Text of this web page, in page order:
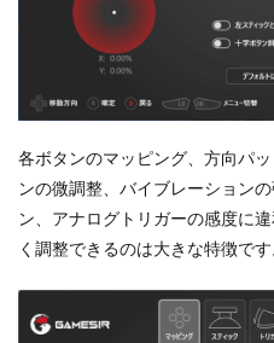
各ボタンのマッピング、方向パ
ンの微調整、バイブレーション
ン、アナログトリガーの感度に
く調整できるのは大きな特徴です